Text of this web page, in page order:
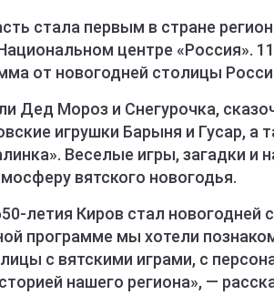
стала первым в стране
центре «Россия».
от новогодней столицы
Дед Мороз и Снегурочка,
игрушки Барыня и Гусар, а
Веселые игры, загадки и
вятского новогодья.
летия Киров стал новогодней
программе мы хотели
с вятскими играми, с
нашего региона», —